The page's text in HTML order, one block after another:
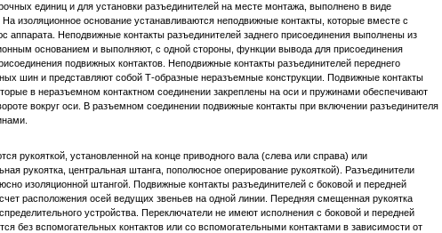
единиц и для установки разъединителей на месте монтажа, выполнено в виде
изоляционное основание устанавливаются неподвижные контакты, которые вместе с
аппарата. Неподвижные контакты разъединителей заднего присоединения выполнены из
основанием и выполняют, с одной стороны, функции вывода для присоединения
подвижных контактов. Неподвижные контакты разъединителей переднего
шин и представляют собой Т-образные неразъемные конструкции. Подвижные контакты
в неразъемном контактном соединении закреплены на оси и пружинами обеспечивают
вокруг оси. В разъемном соединении подвижные контакты при включении разъединителя
рукояткой, установленной на конце приводного вала (слева или справа) или
рукоятка, центральная штанга, пополюсное оперирование рукояткой). Разъединители
изоляционной штангой. Подвижные контакты разъединителей с боковой и передней
расположения осей ведущих звеньев на одной линии. Передняя смещенная рукоятка
устройства. Переключатели не имеют исполнения с боковой и передней
без вспомогательных контактов или со вспомогательными контактами в зависимости от